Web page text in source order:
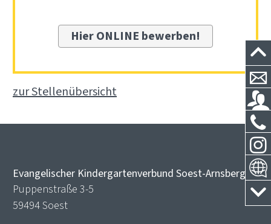
Hier ONLINE bewerben!
zur Stellenübersicht
Evangelischer Kindergartenverbund Soest-Arnsberg
Puppenstraße 3-5
59494 Soest